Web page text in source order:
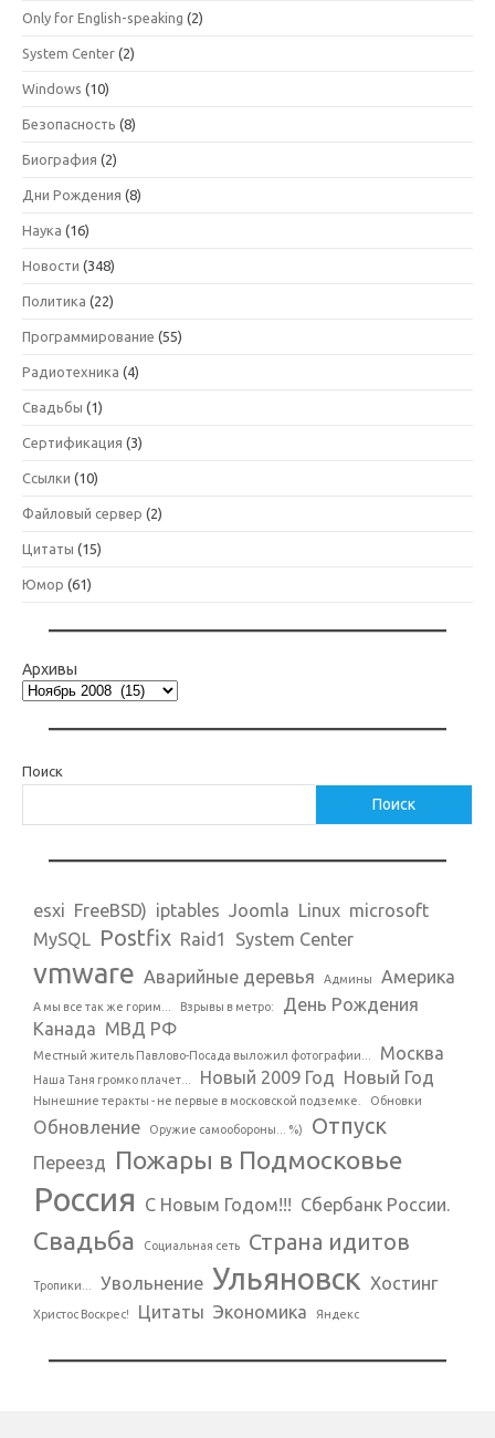
Only for English-speaking (2)
System Center (2)
Windows (10)
Безопасность (8)
Биография (2)
Дни Рождения (8)
Наука (16)
Новости (348)
Политика (22)
Программирование (55)
Радиотехника (4)
Свадьбы (1)
Сертификация (3)
Ссылки (10)
Файловый сервер (2)
Цитаты (15)
Юмор (61)
Архивы
Поиск
Поиск
esxi FreeBSD) iptables Joomla Linux microsoft
MySQL Postfix Raid1 System Center
vmware Аварийные деревья Админы Америка
А мы все так же горим... Взрывы в метро:
День Рождения
Канада МВД РФ
Местный житель Павлово-Посада выложил фотографии... Москва
Наша Таня громко плачет... Новый 2009 Год Новый Год
Нынешние теракты - не первые в московской подземке. Обновки
Обновление Оружие самообороны... %) Отпуск
Переезд Пожары в Подмосковье
Россия С Новым Годом!!! Сбербанк России.
Свадьба Социальная сеть Страна идитов
Тропики... Увольнение Ульяновск Хостинг
Христос Воскрес! Цитаты Экономика Яндекс